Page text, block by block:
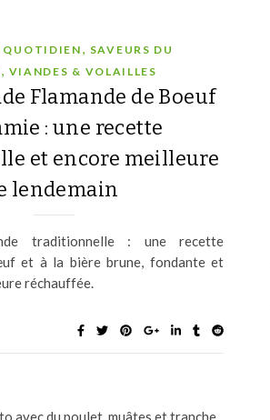
QUOTIDIEN, SAVEURS DU
, VIANDES & VOLAILLES
Flamande de Boeuf
: une recette
et encore meilleure
lendemain
traditionnelle : une recette
et à la bière brune, fondante et
réchauffée.